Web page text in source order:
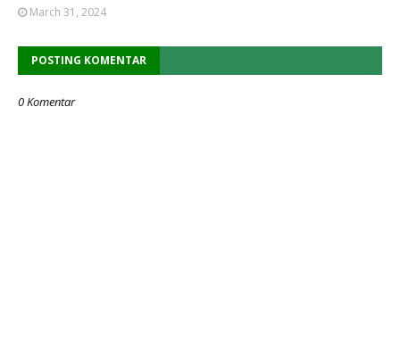
March 31, 2024
POSTING KOMENTAR
0 Komentar